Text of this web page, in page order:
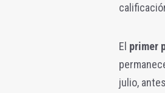
El primer
julio,